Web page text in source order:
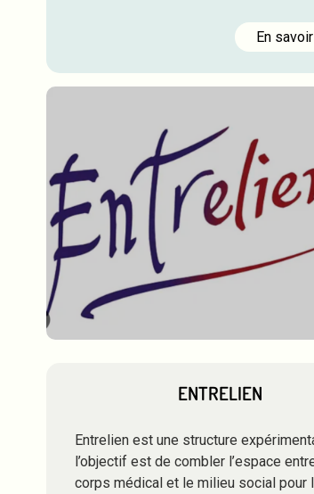
En
ENTRELIEN
Entrelien est une structure
l’objectif est de combler l’espace
corps médical et le milieu social pour